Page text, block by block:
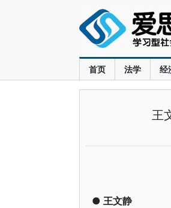
首页 法学 经
王
● 王文静